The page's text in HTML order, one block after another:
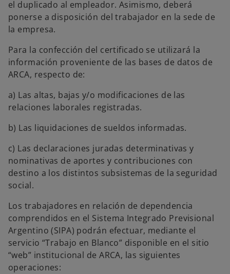
el duplicado al empleador. Asimismo, deberá
ponerse a disposición del trabajador en la sede de
la empresa.
Para la confección del certificado se utilizará la
información proveniente de las bases de datos de
ARCA, respecto de:
a) Las altas, bajas y/o modificaciones de las
relaciones laborales registradas.
b) Las liquidaciones de sueldos informadas.
c) Las declaraciones juradas determinativas y
nominativas de aportes y contribuciones con
destino a los distintos subsistemas de la seguridad
social.
Los trabajadores en relación de dependencia
comprendidos en el Sistema Integrado Previsional
Argentino (SIPA) podrán efectuar, mediante el
servicio “Trabajo en Blanco” disponible en el sitio
“web” institucional de ARCA, las siguientes
operaciones: